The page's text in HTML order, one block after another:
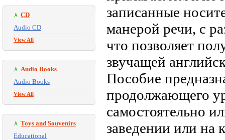
CD
Audio CD
View All
Audio Books
Audio Books
View All
Toys and Souvenirs
Educational
записанные
манерой речи, с
что позволяет
звучащей
Пособие
продолжающего
самостоятельно
заведении или на